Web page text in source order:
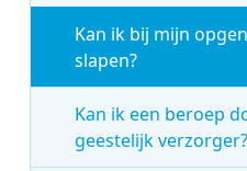
Kan ik bij mijn
slapen?
Kan ik een beroep
geestelijk verzorger?